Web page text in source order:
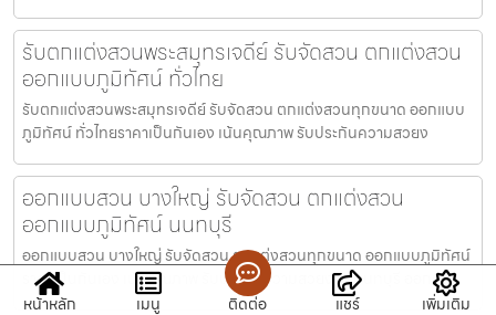
รับตกแต่งสวนพระสมุทรเจดีย์ รับจัดสวน ตกแต่งสวน
ออกแบบภูมิทัศน์ ทั่วไทย
รับตกแต่งสวนพระสมุทรเจดีย์ รับจัดสวน ตกแต่งสวนทุกขนาด ออกแบบ
ภูมิทัศน์ ทั่วไทยราคาเป็นกันเอง เน้นคุณภาพ รับประกันความสวยง
ออกแบบสวน บางใหญ่ รับจัดสวน ตกแต่งสวน
ออกแบบภูมิทัศน์ นนทบุรี
ออกแบบสวน บางใหญ่ รับจัดสวน ตกแต่งสวนทุกขนาด ออกแบบภูมิทัศน์
ราคาเป็นกันเอง เน้นคุณภาพ รับประกันความสวยงาม นนทบุรี ออกแบ
หน้าหลัก
เมนู ติดต่อ แชร์ เพิ่มเติม